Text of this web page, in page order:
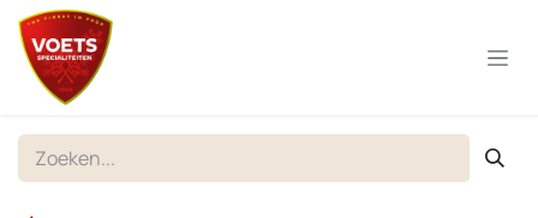
Overslaan naar inhoud